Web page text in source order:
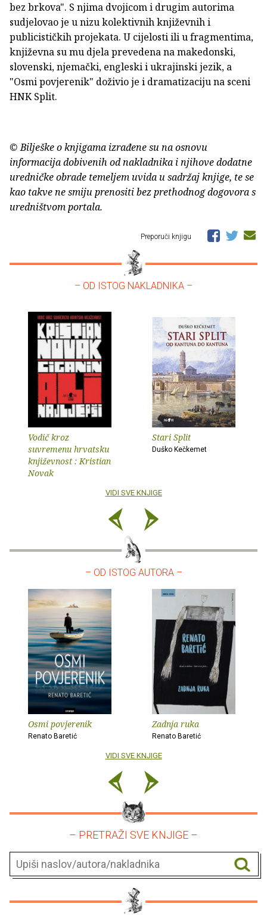
bez brkova". S njima dvojicom i drugim autorima
sudjelovao je u nizu kolektivnih književnih i
publicističkih projekata. U cijelosti ili u fragmentima,
književna su mu djela prevedena na makedonski,
slovenski, njemački, engleski i ukrajinski jezik, a
"Osmi povjerenik" doživio je i dramatizaciju na sceni
HNK Split.
© Bilješke o knjigama izrađene su na osnovu
informacija dobivenih od nakladnika i njihove dodatne
uredničke obrade temeljem uvida u sadržaj knjige, te se
kao takve ne smiju prenositi bez prethodnog dogovora s
uredništvom portala.
Preporuči knjigu
– OD ISTOG NAKLADNIKA –
Vodič kroz
suvremenu hrvatsku
književnost : Kristian
Novak
Stari Split
Duško Kečkemet
VIDI SVE KNJIGE
– OD ISTOG AUTORA –
Osmi povjerenik
Renato Baretić
Zadnja ruka
Renato Baretić
VIDI SVE KNJIGE
– PRETRAŽI SVE KNJIGE –